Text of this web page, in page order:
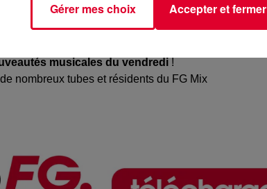
musicales du vendredi !
nombreux tubes et résidents du FG Mix
Gérer mes choix Accepter et fermer